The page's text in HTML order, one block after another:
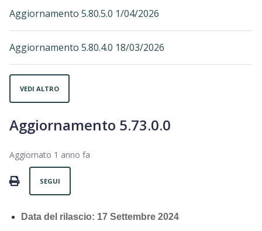
Aggiornamento 5.80.5.0 1/04/2026
Aggiornamento 5.80.4.0 18/03/2026
VEDI ALTRO
Aggiornamento 5.73.0.0
Aggiornato 1 anno fa
PRINT
SEGUI
Data del rilascio: 17 Settembre 2024